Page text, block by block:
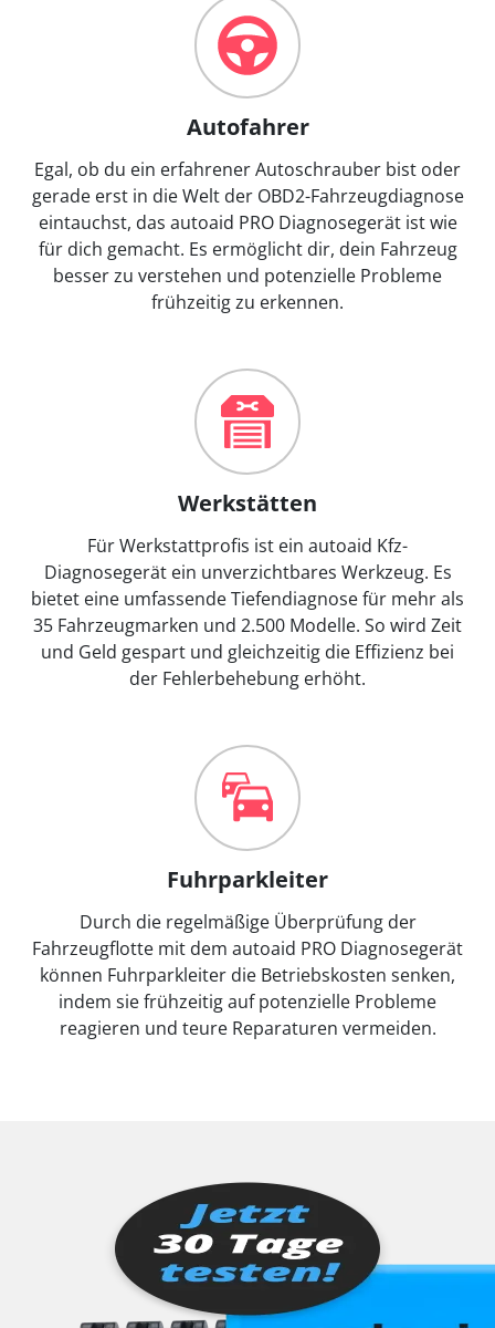
Autofahrer
Egal, ob du ein erfahrener Autoschrauber bist oder
gerade erst in die Welt der OBD2-Fahrzeugdiagnose
eintauchst, das autoaid PRO Diagnosegerät ist wie
für dich gemacht. Es ermöglicht dir, dein Fahrzeug
besser zu verstehen und potenzielle Probleme
frühzeitig zu erkennen.
Werkstätten
Für Werkstattprofis ist ein autoaid Kfz-
Diagnosegerät ein unverzichtbares Werkzeug. Es
bietet eine umfassende Tiefendiagnose für mehr als
35 Fahrzeugmarken und 2.500 Modelle. So wird Zeit
und Geld gespart und gleichzeitig die Effizienz bei
der Fehlerbehebung erhöht.
Fuhrparkleiter
Durch die regelmäßige Überprüfung der
Fahrzeugflotte mit dem autoaid PRO Diagnosegerät
können Fuhrparkleiter die Betriebskosten senken,
indem sie frühzeitig auf potenzielle Probleme
reagieren und teure Reparaturen vermeiden.